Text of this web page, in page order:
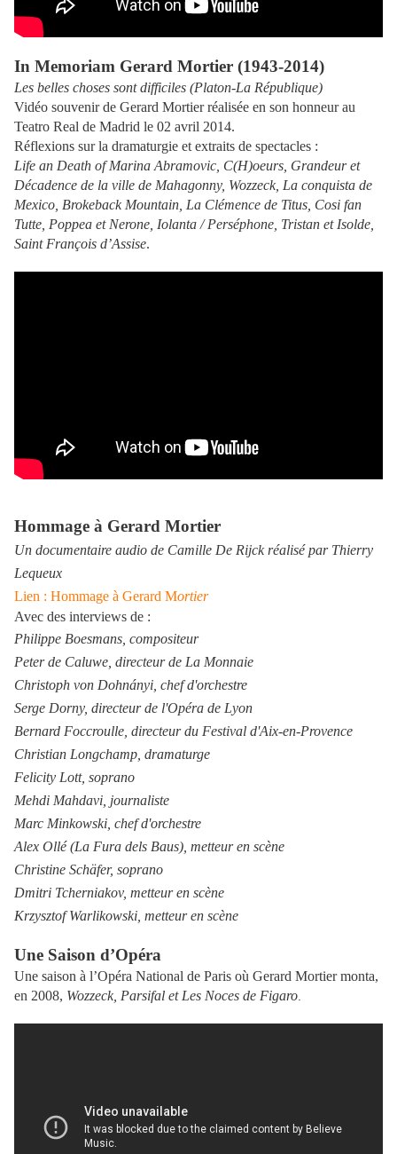
In Memoriam Gerard Mortier (1943-2014)
Les belles choses sont difficiles (Platon-La République)
Vidéo souvenir de Gerard Mortier réalisée en son honneur au
Teatro Real de Madrid le 02 avril 2014.
Réflexions sur la dramaturgie et extraits de spectacles :
Life an Death of Marina Abramovic, C(H)oeurs, Grandeur et
Décadence de la ville de Mahagonny, Wozzeck, La conquista de
Mexico, Brokeback Mountain, La Clémence de Titus, Cosi fan
Tutte, Poppea et Nerone, Iolanta / Perséphone, Tristan et Isolde,
Saint François d’Assise.
Hommage à Gerard Mortier
Un documentaire audio de Camille De Rijck réalisé par Thierry
Lequeux
Lien : Hommage à Gerard Mortier
Avec des interviews de :
Philippe Boesmans, compositeur
Peter de Caluwe, directeur de La Monnaie
Christoph von Dohnányi, chef d'orchestre
Serge Dorny, directeur de l'Opéra de Lyon
Bernard Foccroulle, directeur du Festival d'Aix-en-Provence
Christian Longchamp, dramaturge
Felicity Lott, soprano
Mehdi Mahdavi, journaliste
Marc Minkowski, chef d'orchestre
Alex Ollé (La Fura dels Baus), metteur en scène
Christine Schäfer, soprano
Dmitri Tcherniakov, metteur en scène
Krzysztof Warlikowski, metteur en scène
Une Saison d’Opéra
Une saison à l’Opéra National de Paris où Gerard Mortier monta,
en 2008, Wozzeck, Parsifal et Les Noces de Figaro